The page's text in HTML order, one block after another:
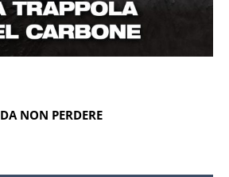
DA NON PERDERE